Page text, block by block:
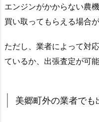
エンジンがかからない農
買い取ってもらえる場合が
ただし、業者によって対
ているか、出張査定が可
美郷町外の業者でも